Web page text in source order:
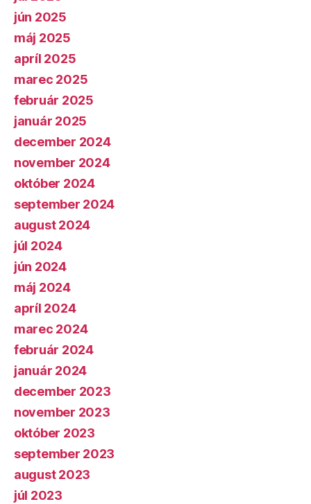
jún 2025
máj 2025
apríl 2025
marec 2025
február 2025
január 2025
december 2024
november 2024
október 2024
september 2024
august 2024
júl 2024
jún 2024
máj 2024
apríl 2024
marec 2024
február 2024
január 2024
december 2023
november 2023
október 2023
september 2023
august 2023
júl 2023